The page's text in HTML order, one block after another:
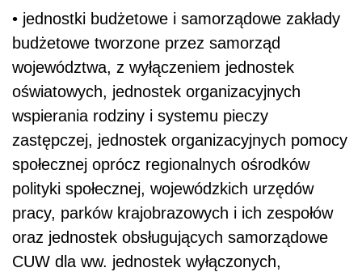
• jednostki budżetowe i samorządowe zakłady
budżetowe tworzone przez samorząd
województwa, z wyłączeniem jednostek
oświatowych, jednostek organizacyjnych
wspierania rodziny i systemu pieczy
zastępczej, jednostek organizacyjnych pomocy
społecznej oprócz regionalnych ośrodków
polityki społecznej, wojewódzkich urzędów
pracy, parków krajobrazowych i ich zespołów
oraz jednostek obsługujących samorządowe
CUW dla ww. jednostek wyłączonych,